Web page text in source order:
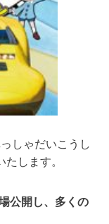
しゃだいこうし
します。
公開し、多くの